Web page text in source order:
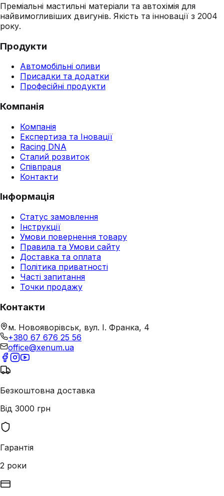
Преміальні мастильні матеріали та автохімія для
найвимогливіших двигунів. Якість та інновації з 2004
року.
Продукти
Автомобільні оливи
Присадки та додатки
Професійні продукти
Компанія
Компанія
Експертиза та Іновації
Racing DNA
Сталий розвиток
Співпраця
Контакти
Інформація
Статус замовлення
Інструкції
Умови повернення товару
Правила та Умови сайту
Доставка та оплата
Політика приватності
Часті запитання
Точки продажу
Контакти
м. Новояворівськ, вул. І. Франка, 4
+380 67 676 25 56
office@xenum.ua
Безкоштовна доставка
Від 3000 грн
Гарантія
2 роки